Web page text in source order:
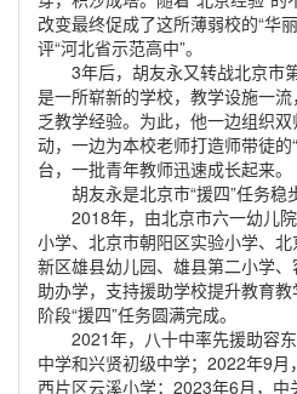
改变最终促成了这所薄弱校的“
评“河北省示范高中”。
3年后，胡友永又转战北京市
是一所崭新的学校，教学设施一
乏教学经验。为此，他一边组织
动，一边为本校老师打造师带徒
台，一批青年教师迅速成长起来。
胡友永是北京市“援四”任务稳
2018年，由北京市六一幼儿
小学、北京市朝阳区实验小学、
新区雄县幼儿园、雄县第二小学
助办学，支持援助学校提升教育
阶段“援四”任务圆满完成。
2021年，八十中率先援助容
中学和兴贤初级中学；2022年9
西片区云溪小学；2023年6月，